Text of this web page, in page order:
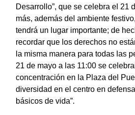
Desarrollo”, que se celebra el 21
más, además del ambiente
tendrá un lugar importante; de
recordar que los derechos no
la misma manera para todas las
21 de mayo a las 11:00 se
concentración en la Plaza del
diversidad en el centro en
básicos de vida”.